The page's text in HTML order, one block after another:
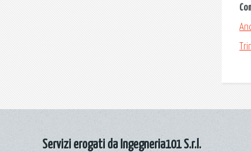
Servizi erogati da Ingegneria101 S.r.l.